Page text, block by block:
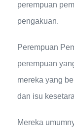
perempuan
pengakuan.
Perempuan
perempuan
mereka yang
dan isu
Mereka